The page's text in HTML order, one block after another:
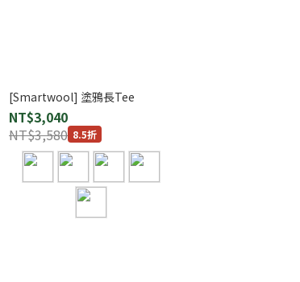
[Smartwool] 塗鴉長Tee
NT$3,040
NT$3,580 8.5折